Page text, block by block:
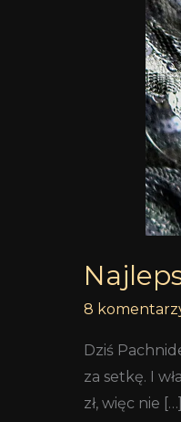
8
Dziś
za setkę. I
zł, więc nie […]